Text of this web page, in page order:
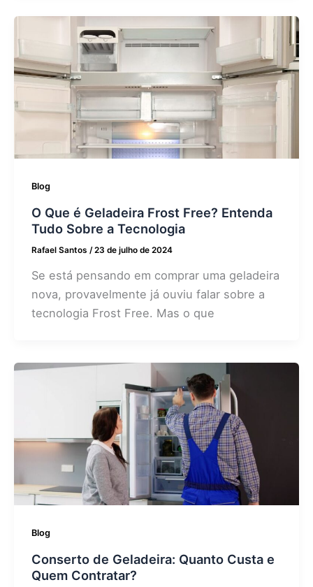
Blog
O Que é Geladeira Frost Free? Entenda
Tudo Sobre a Tecnologia
Rafael Santos /23 de julho de 2024
Se está pensando em comprar uma geladeira
nova, provavelmente já ouviu falar sobre a
tecnologia Frost Free. Mas o que
Blog
Conserto de Geladeira: Quanto Custa e
Quem Contratar?